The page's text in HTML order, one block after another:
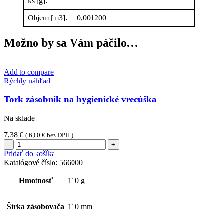
Objem [m3]: 0,001200
Možno by sa Vám páčilo…
Add to compare
Rýchly náhľad
Tork zásobník na hygienické vrecúška
Na sklade
7,38 € ( 6,00 € bez DPH )
množstvo
Tork
zásobník
hygienické
Pridať do košíka
Katalógové číslo: 566000
Hmotnosť 110 g
Šírka zásobovača 110 mm